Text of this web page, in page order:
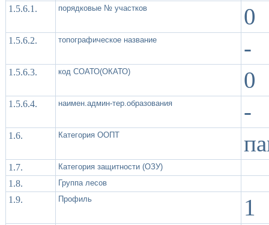
1.5.6.1. порядковые № участков 0
1.5.6.2. топографическое название -
1.5.6.3. код СОАТО(ОКАТО) 0
1.5.6.4. наимен.админ-тер.образования -
1.6. Категория ООПТ
1.7. Категория защитности (ОЗУ)
1.8. Группа лесов
1.9. Профиль 1